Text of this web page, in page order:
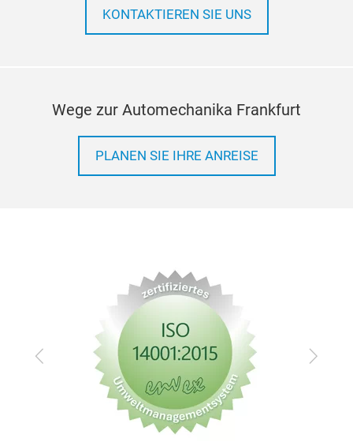
KONTAKTIEREN SIE UNS
Wege zur Automechanika Frankfurt
PLANEN SIE IHRE ANREISE
Zurück Vor